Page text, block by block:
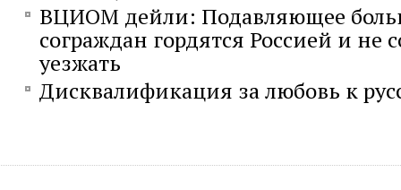
ВЦИОМ дейли: Подавляющее
сограждан гордятся Россией и не
уезжать
Дисквалификация за любовь к